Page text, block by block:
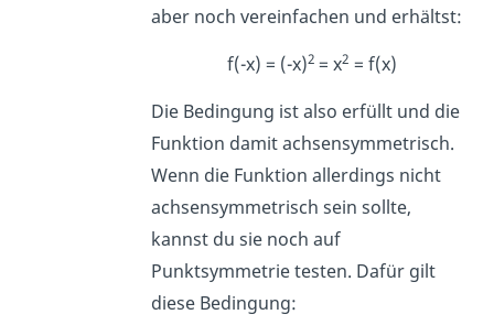
aber noch vereinfachen und erhältst:
f(-x) = (-x)2 = x2 = f(x)
Die Bedingung ist also erfüllt und die
Funktion damit achsensymmetrisch.
Wenn die Funktion allerdings nicht
achsensymmetrisch sein sollte,
kannst du sie noch auf
Punktsymmetrie testen. Dafür gilt
diese Bedingung: